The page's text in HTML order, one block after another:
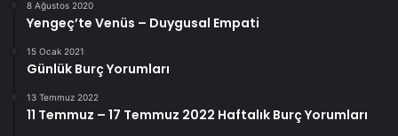
8 Ağustos 2020
Yengeç’te Venüs – Duygusal Empati
15 Ocak 2021
Günlük Burç Yorumları
13 Temmuz 2022
11 Temmuz – 17 Temmuz 2022 Haftalık Burç Yorumları